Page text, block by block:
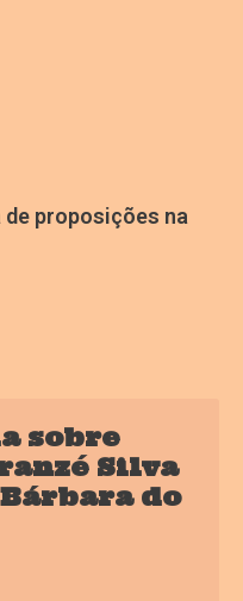
proposições na
sobre
Silva
do